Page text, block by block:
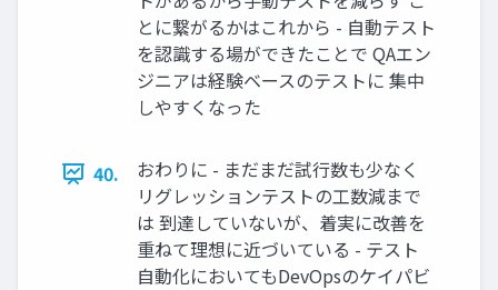
とに繋がるかはこれから - 自動テスト
を認識する場ができたことで QAエン
ジニアは経験ベースのテストに 集中
しやすくなった
40.
おわりに - まだまだ試行数も少なく
リグレッションテストの工数減まで
は 到達していないが、着実に改善を
重ねて理想に近づいている - テスト
自動化においてもDevOpsのケイパビ